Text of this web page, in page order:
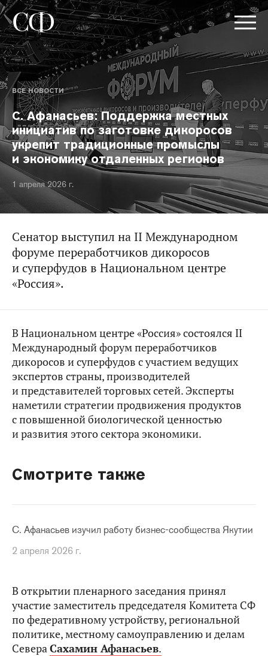
ВСЕ НОВОСТИ
С. Афанасьев: Поддержка местных
инициатив по заготовке дикоросов
укрепит традиционные промыслы
и экономику отдаленных регионов
1 апреля 2026 г.
Сенатор выступил на II Международном
форуме переработчиков дикоросов
и суперфудов в Национальном центре
«Россия».
В Национальном центре «Россия» состоялся II
Международный форум переработчиков
дикоросов и суперфудов с участием ведущих
экспертов страны, производителей
и представителей торговых сетей. Эксперты
наметили стратегии продвижения продуктов
с повышенной биологической ценностью
и развития этого сектора экономики.
Смотрите также
С. Афанасьев изучил работу бизнес-сообщества Якутии
2 апреля 2026 г.
В открытии пленарного заседания принял
участие заместитель председателя Комитета СФ
по федеративному устройству, региональной
политике, местному самоуправлению и делам
СевераСахамин Афанасьев.